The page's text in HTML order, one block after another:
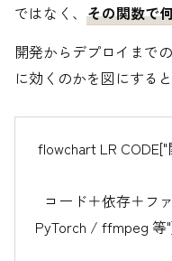
ではなく、 その関数で
開発からデプロイまで
に効くのかを図にする
flowchart LR
コード＋依存＋フ
PyTorch / ffmpeg 等